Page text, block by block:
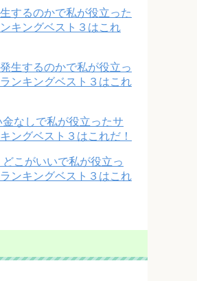
するのかで私が役立った
キングベスト３はこれ
生するのかで私が役立っ
ンキングベスト３はこれ
なしで私が役立ったサ
ングベスト３はこれだ！
こがいいで私が役立っ
ンキングベスト３はこれ